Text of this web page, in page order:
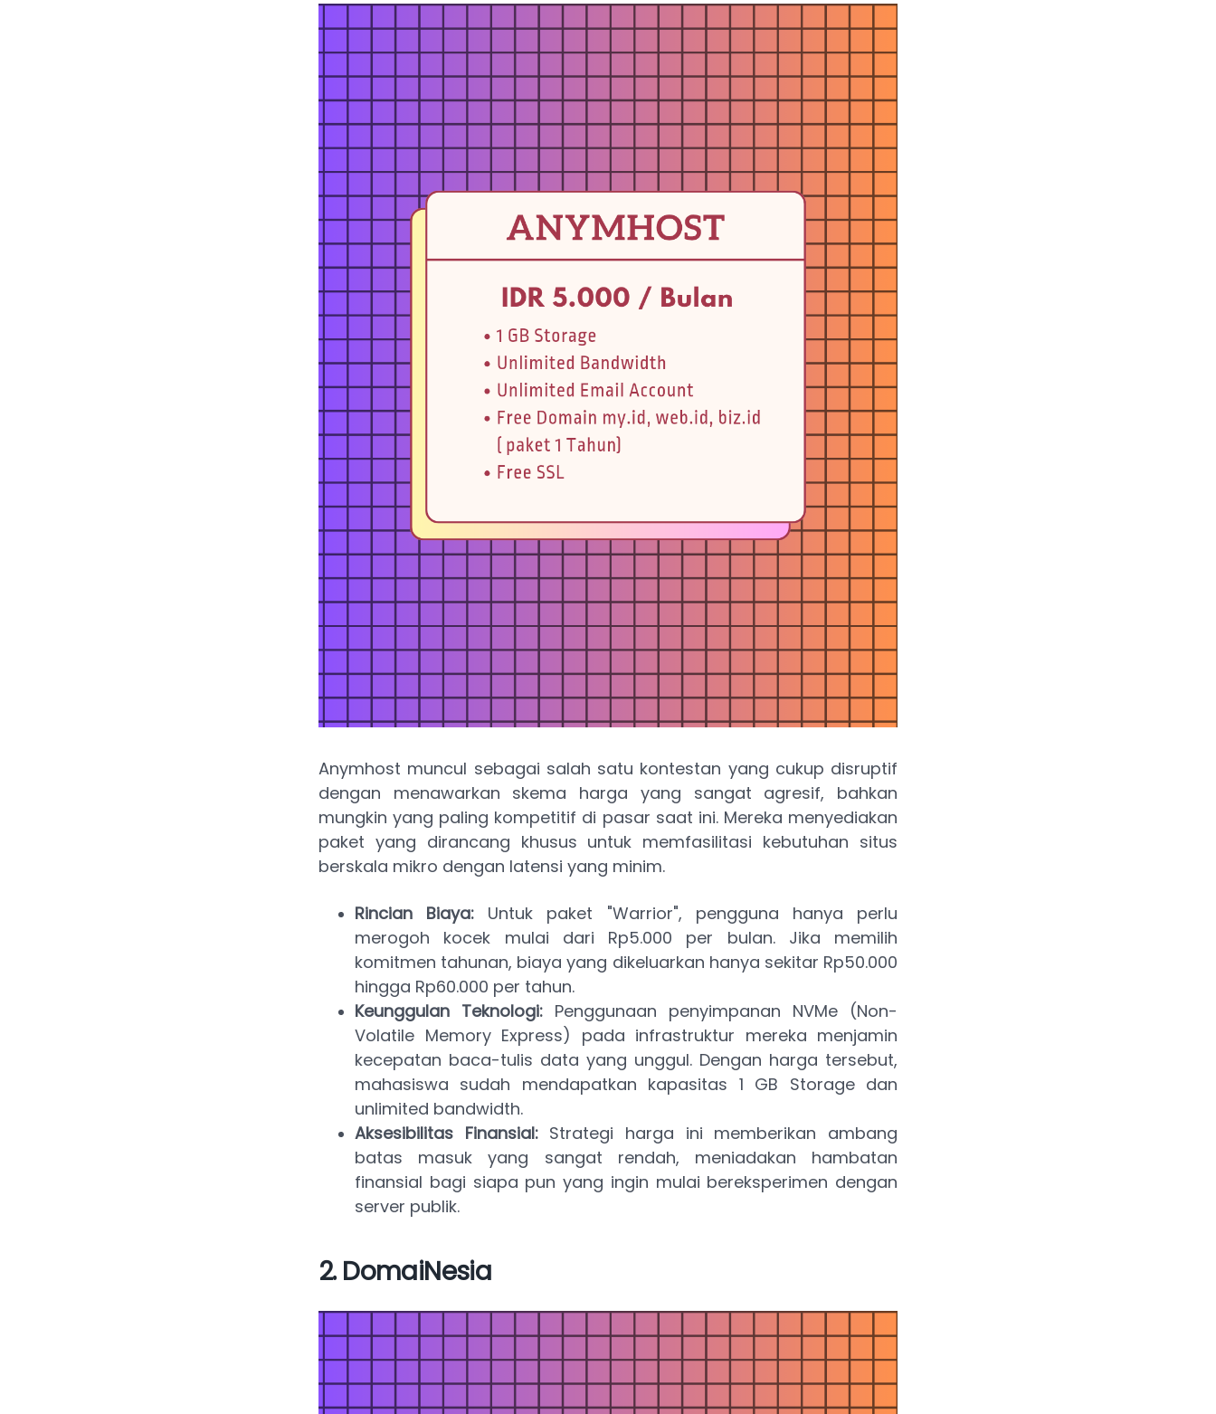
Anymhost muncul sebagai salah satu kontestan yang cukup disruptif
dengan menawarkan skema harga yang sangat agresif, bahkan
mungkin yang paling kompetitif di pasar saat ini. Mereka menyediakan
paket yang dirancang khusus untuk memfasilitasi kebutuhan situs
berskala mikro dengan latensi yang minim.
Rincian Biaya: Untuk paket "Warrior", pengguna hanya perlu
merogoh kocek mulai dari Rp5.000 per bulan. Jika memilih
komitmen tahunan, biaya yang dikeluarkan hanya sekitar Rp50.000
hingga Rp60.000 per tahun.
Keunggulan Teknologi: Penggunaan penyimpanan NVMe (Non-
Volatile Memory Express) pada infrastruktur mereka menjamin
kecepatan baca-tulis data yang unggul. Dengan harga tersebut,
mahasiswa sudah mendapatkan kapasitas 1 GB Storage dan
unlimited bandwidth.
Aksesibilitas Finansial:Strategi harga ini memberikan ambang
batas masuk yang sangat rendah, meniadakan hambatan
finansial bagi siapa pun yang ingin mulai bereksperimen dengan
server publik.
2. DomaiNesia